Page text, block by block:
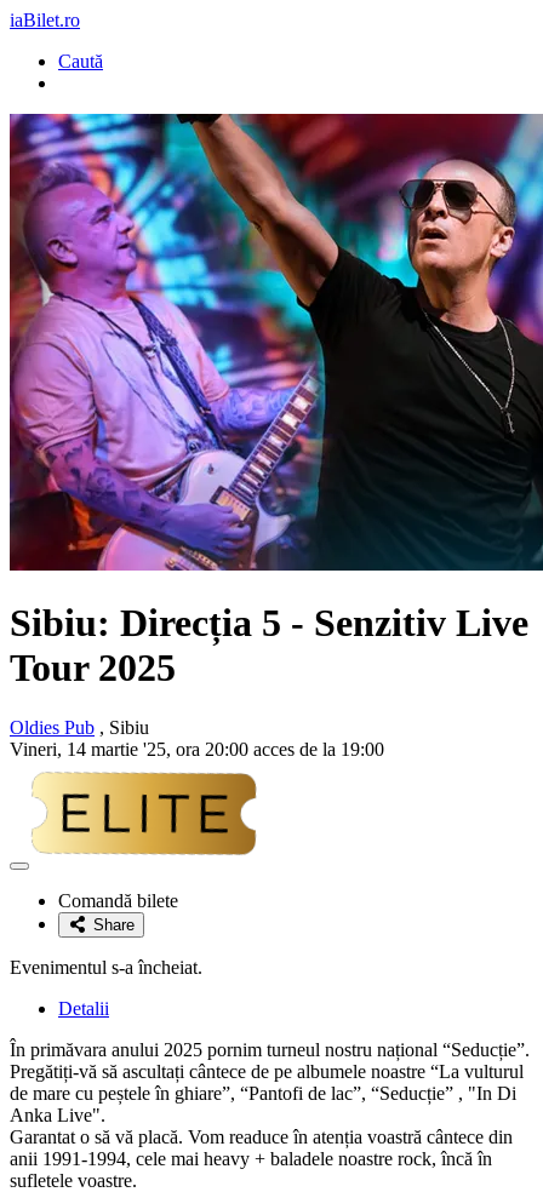
iaBilet.ro
Caută
Sibiu: Direcția 5 - Senzitiv Live
Tour 2025
Oldies Pub , Sibiu
Vineri, 14 martie '25, ora 20:00 acces de la 19:00
Adaugă
favoriteComandă bilete
Share
Evenimentul s-a încheiat.
Detalii
În primăvara anului 2025 pornim turneul nostru național “Seducție”.
Pregătiți-vă să ascultați cântece de pe albumele noastre “La vulturul
de mare cu peștele în ghiare”, “Pantofi de lac”, “Seducție” , "In Di
Anka Live".
Garantat o să vă placă. Vom readuce în atenția voastră cântece din
anii 1991-1994, cele mai heavy + baladele noastre rock, încă în
sufletele voastre.